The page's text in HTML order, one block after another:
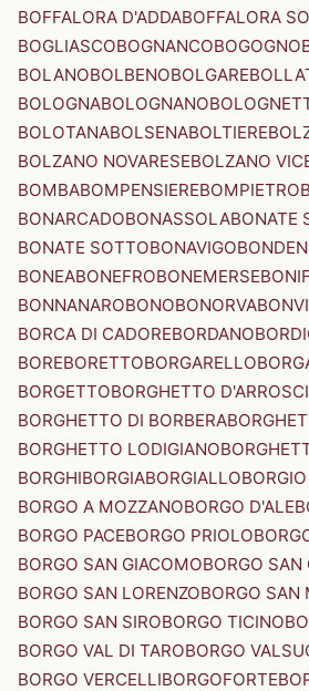
BOFFALORA D'ADDABOFFALORA
BOGLIASCOBOGNANCOBOGOGNO
BOLANOBOLBENOBOLGARE
BOLOGNABOLOGNANO
BOLOTANABOLSENABOLTIERE
BOLZANO NOVARESEBOLZANO
BOMBABOMPENSIEREBOMPIETRO
BONARCADOBONASSOLABONATE
BONATE SOTTOBONAVIGO
BONEABONEFROBONEMERSE
BONNANAROBONOBONORVA
BORCA DI CADOREBORDANO
BOREBORETTOBORGARELLO
BORGETTOBORGHETTO
BORGHETTO DI BORBERA
BORGHETTO LODIGIANO
BORGHIBORGIABORGIALLO
BORGO A MOZZANOBORGO D'ALE
BORGO PACEBORGO PRIOLO
BORGO SAN GIACOMOBORGO SAN
BORGO SAN LORENZOBORGO SAN
BORGO SAN SIROBORGO TICINO
BORGO VAL DI TAROBORGO
BORGO VERCELLIBORGOFORTE